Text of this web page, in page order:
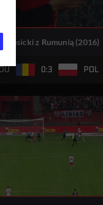
Grosicki z Rumunią (2016)
0:3 POL